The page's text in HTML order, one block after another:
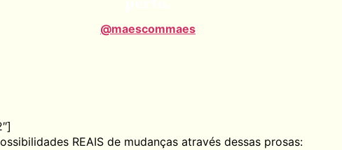
@maescommaes
REAIS de mudanças através dessas prosas: